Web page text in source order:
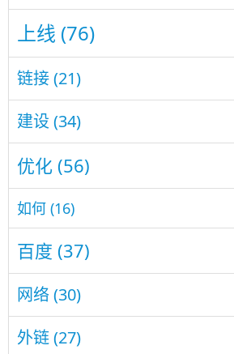
上线 (76)
链接(21)
建设 (34)
优化 (56)
如何 (16)
百度 (37)
网络(30)
外链(27)